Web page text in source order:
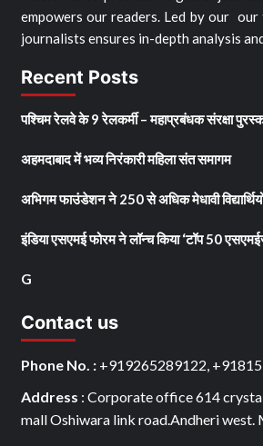
empowers our readers. Led by our our
journalists ensures in-depth analysis
Recent Posts
पश्चिम रेलवे के 9 रेलकर्मी – महाप्रबंधक संरक्षा
अहमदाबाद में भव्य निरंकारी महिला संत समागम
अभिगम फाउंडेशन ने 250 से अधिक मेधावी
इंडिया एसएमई फोरम ने लॉन्च किया ‘टॉप 50
G
Contact us
Phone No. : +919265289122,
Address : Corporate office 614
mall Oshiwara link road.Andheri west.